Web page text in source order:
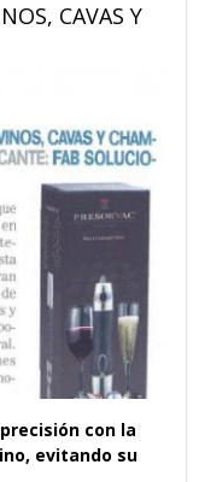
CAVAS Y
con la
evitando su